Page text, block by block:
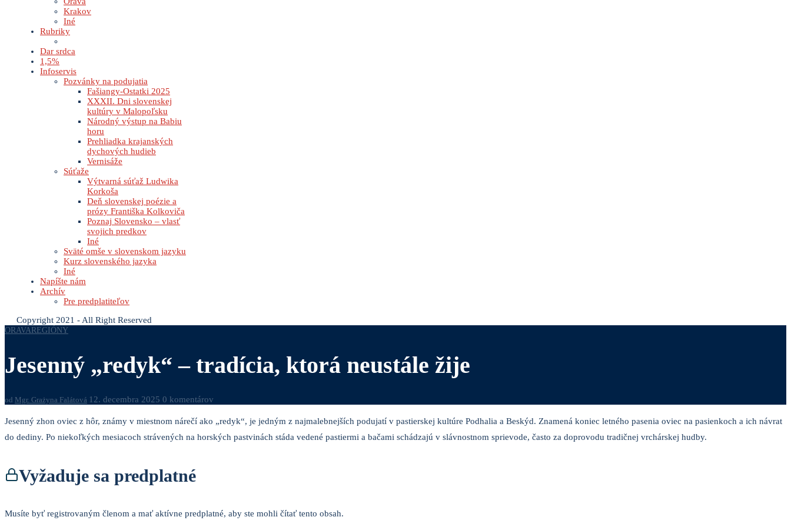
Krakov
Iné
Rubriky
Dar srdca
1,5%
Infoservis
Pozvánky na podujatia
Fašiangy-Ostatki 2025
XXXII. Dni slovenskej
kultúry v Malopoľsku
Národný výstup na Babiu
horu
Prehliadka krajanských
dychových hudieb
Vernisáže
Súťaže
Výtvarná súťaž Ludwika
Korkoša
Deň slovenskej poézie a
prózy Františka Kolkoviča
Poznaj Slovensko – vlasť
svojich predkov
Iné
Sväté omše v slovenskom jazyku
Kurz slovenského jazyka
Iné
Napíšte nám
Archív
Pre predplatiteľov
Copyright 2021 - All Right Reserved
ORAVA REGIÓNY
Jesenný „redyk“ – tradícia, ktorá neustále žije
od Mgr. Grażyna Falátová 12. decembra 2025 0 komentárov
Jesenný zhon oviec z hôr, známy v miestnom nárečí ako „redyk“, je jedným z najmalebnejších podujatí v pastierskej kultúre Podhalia a Beskýd. Znamená koniec letného pasenia oviec na pasienkoch a ich návrat
do dediny. Po niekoľkých mesiacoch strávených na horských pastvinách stáda vedené pastiermi a bačami schádzajú v slávnostnom sprievode, často za doprovodu tradičnej vrchárskej hudby.
Vyžaduje sa predplatné
Musíte byť registrovaným členom a mať aktívne predplatné, aby ste mohli čítať tento obsah.